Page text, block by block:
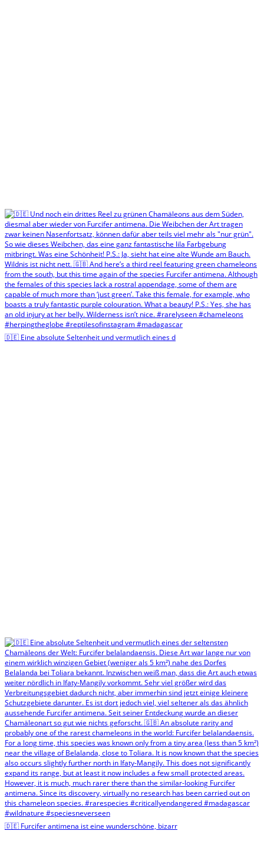
🇩🇪 Eine absolute Seltenheit und vermutlich eines d
🇩🇪 Furcifer antimena ist eine wunderschöne, bizarr